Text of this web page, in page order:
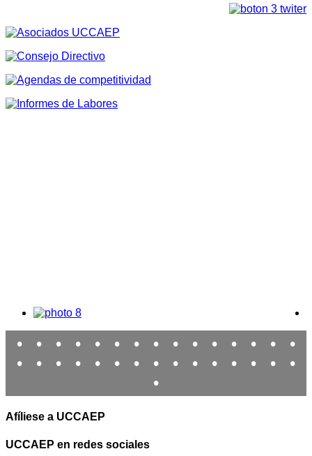
• • • • • • • • • • • • • •
•
•
• • • • • • • • • • • • •
•
•
Afíliese a UCCAEP
UCCAEP en redes sociales